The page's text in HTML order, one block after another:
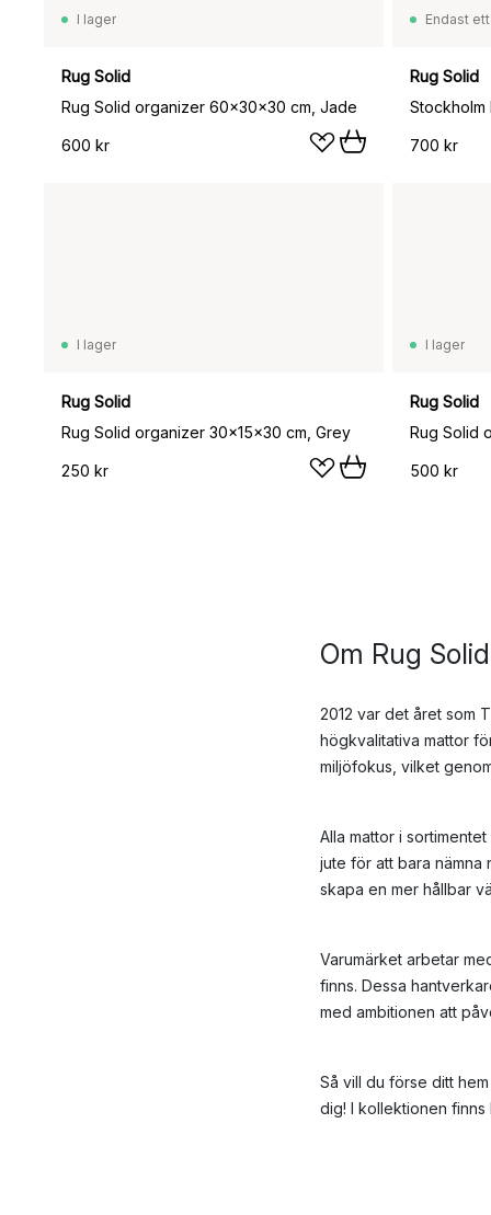
I lager
Rug Solid
Rug Solid organizer 60x30x30 cm, Jade
600 kr
Endast
Rug Solid
700 kr
I lager
Rug Solid
Rug Solid organizer 30x15x30 cm, Grey
250 kr
I lager
Rug Solid
Rug Solid
500 kr
Om Rug Solid
2012 var det året som
högkvalitativa mattor
miljöfokus, vilket
Alla mattor i
jute för att bara nämna
skapa en mer hållbar
Varumärket arbetar
finns. Dessa
med ambitionen att
Så vill du förse ditt
dig! I kollektionen